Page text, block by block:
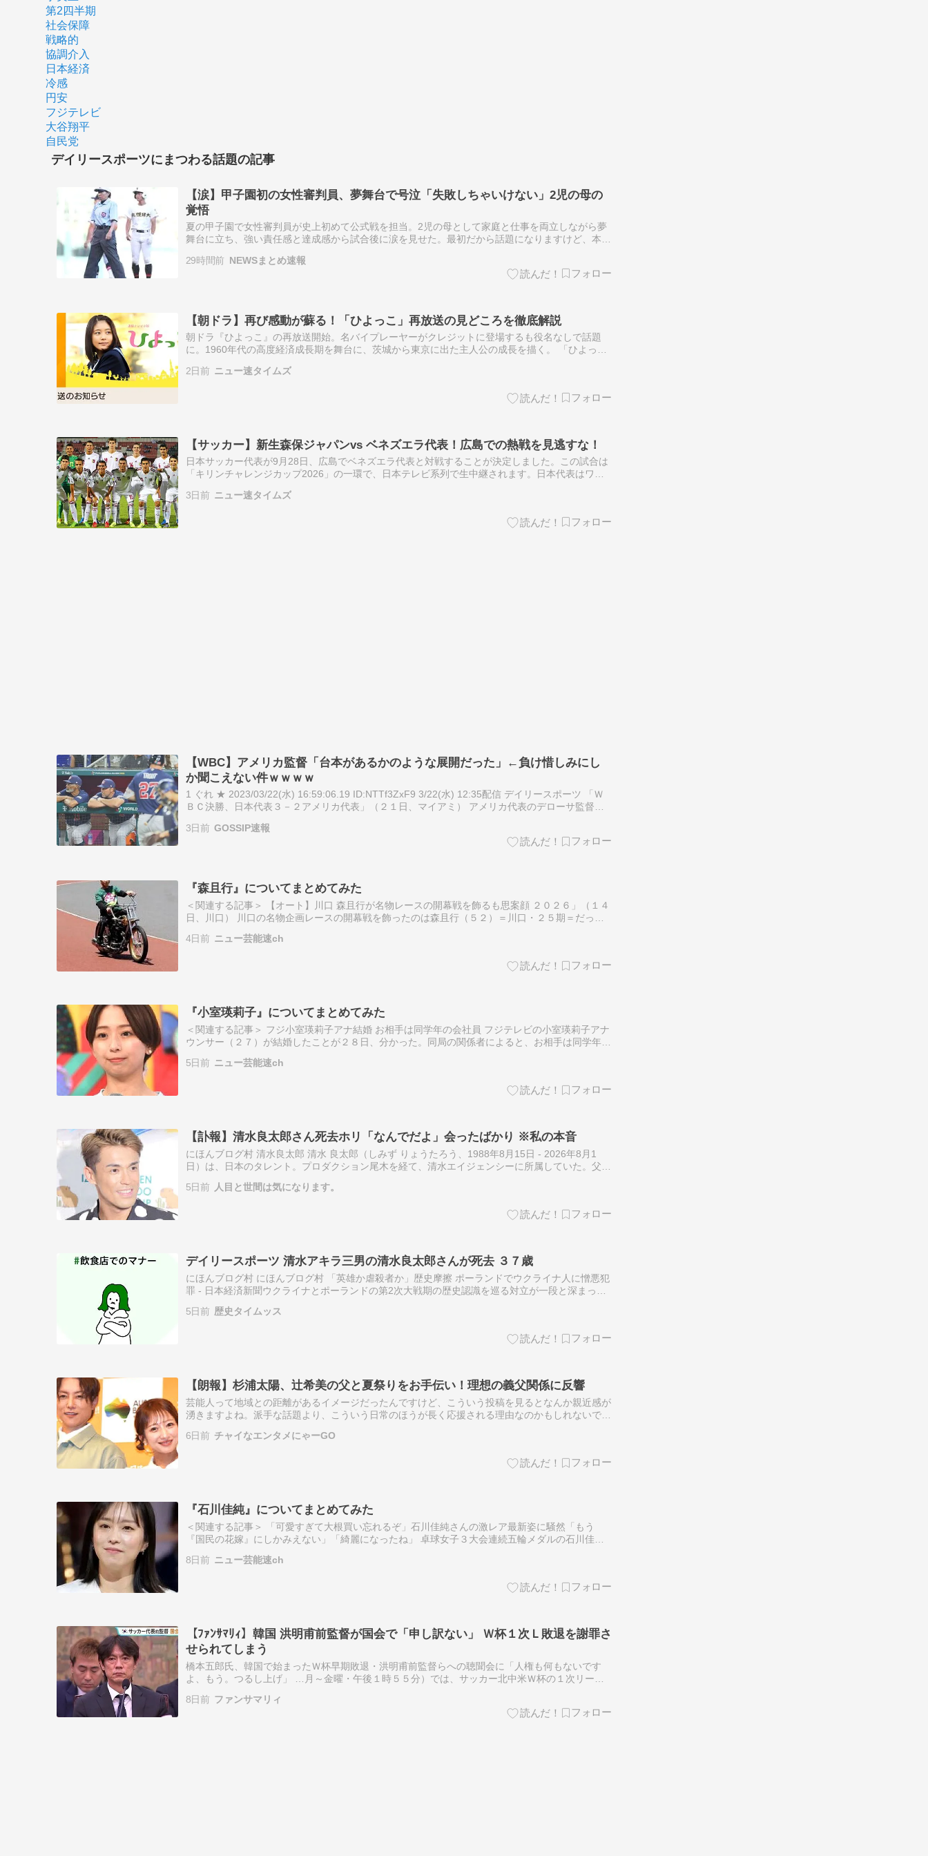
第2四半期
社会保障
戦略的
協調介入
日本経済
冷感
円安
フジテレビ
大谷翔平
自民党
デイリースポーツにまつわる話題の記事
【涙】甲子園初の女性審判員、夢舞台で号泣「失敗しちゃいけない」2児の母の
覚悟
夏の甲子園で女性審判員が史上初めて公式戦を担当。2児の母として家庭と仕事を両立しながら夢
舞台に立ち、強い責任感と達成感から試合後に涙を見せた。最初だから話題になりますけど、本当
裁く。それが当た…
29時間前 NEWSまとめ速報
【朝ドラ】再び感動が蘇る！「ひよっこ」再放送の見どころを徹底解説
朝ドラ『ひよっこ』の再放送開始。名バイプレーヤーがクレジットに登場するも役名なしで話題
に。1960年代の高度経済成長期を舞台に、茨城から東京に出た主人公の成長を描く。 「ひよっ
年に放送され…
2日前 ニュー速タイムズ
【サッカー】新生森保ジャパンvs ベネズエラ代表！広島での熱戦を見逃すな！
日本サッカー代表が9月28日、広島でベネズエラ代表と対戦することが決定しました。この試合は
「キリンチャレンジカップ2026」の一環で、日本テレビ系列で生中継されます。日本代表はワー
第３次森保体…
3日前 ニュー速タイムズ
【WBC】アメリカ監督「台本があるかのような展開だった」←負け惜しみにし
か聞こえない件ｗｗｗｗ
1 ぐれ ★ 2023/03/22(水) 16:59:06.19 ID:NTTf3ZxF9 3/22(水) 12:35配信 デイリースポーツ 「Ｗ
ＢＣ決勝、日本代表３－２アメリカ代表」（２１日、マイアミ） アメリカ代表のデローサ監督が
3日前 GOSSIP速報
『森且行』についてまとめてみた
＜関連する記事＞ 【オート】川口 森且行が名物レースの開幕戦を飾るも思案顔 ２０２６」（１４
日、川口） 川口の名物企画レースの開幕戦を飾ったのは森且行（５２）＝川口・２５期＝だっ
なる」幼い…
4日前 ニュー芸能速ch
『小室瑛莉子』についてまとめてみた
＜関連する記事＞ フジ小室瑛莉子アナ結婚 お相手は同学年の会社員 フジテレビの小室瑛莉子アナ
ウンサー（２７）が結婚したことが２８日、分かった。同局の関係者によると、お相手は同学年の
結婚して…
5日前 ニュー芸能速ch
【訃報】清水良太郎さん死去ホリ「なんでだよ」会ったばかり ※私の本音
にほんブログ村 清水良太郎 清水 良太郎（しみず りょうたろう、1988年8月15日 - 2026年8月1
日）は、日本のタレント。プロダクション尾木を経て、清水エイジェンシーに所属していた。父は
5日前 人目と世間は気になります。
デイリースポーツ 清水アキラ三男の清水良太郎さんが死去 ３７歳
にほんブログ村 にほんブログ村 「英雄か虐殺者か」歴史摩擦 ポーランドでウクライナ人に憎悪犯
罪 - 日本経済新聞ウクライナとポーランドの第2次大戦期の歴史認識を巡る対立が一段と深まって
する…
5日前 歴史タイムッス
【朗報】杉浦太陽、辻希美の父と夏祭りをお手伝い！理想の義父関係に反響
芸能人って地域との距離があるイメージだったんですけど、こういう投稿を見るとなんか親近感が
湧きますよね。派手な話題より、こういう日常のほうが長く応援される理由なのかもしれないで
をお手伝い「…
6日前 チャイなエンタメにゃーGO
『石川佳純』についてまとめてみた
＜関連する記事＞ 「可愛すぎて大根買い忘れるぞ」石川佳純さんの激レア最新姿に騒然「もう
『国民の花嫁』にしかみえない」「綺麗になったね」 卓球女子３大会連続五輪メダルの石川佳純
ＡＳＨ！！」に出…
8日前 ニュー芸能速ch
【ﾌｧﾝｻﾏﾘｨ】韓国 洪明甫前監督が国会で「申し訳ない」 Ｗ杯１次Ｌ敗退を謝罪さ
せられてしまう
橋本五郎氏、韓国で始まったＷ杯早期敗退・洪明甫前監督らへの聴聞会に「人権も何もないです
よ、もう。つるし上げ」 …月～金曜・午後１時５５分）では、サッカー北中米Ｗ杯の１次リーグ
点… （出典：スポ…
8日前 ファンサマリィ